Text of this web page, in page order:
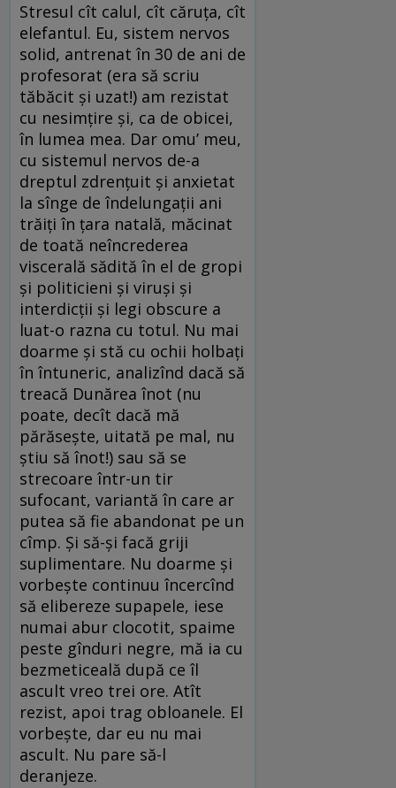
Stresul cît calul, cît căruța, cît
elefantul. Eu, sistem nervos
solid, antrenat în 30 de ani de
profesorat (era să scriu
tăbăcit și uzat!) am rezistat
cu nesimțire și, ca de obicei,
în lumea mea. Dar omu’ meu,
cu sistemul nervos de-a
dreptul zdrențuit și anxietat
la sînge de îndelungații ani
trăiți în țara natală, măcinat
de toată neîncrederea
viscerală sădită în el de gropi
și politicieni și viruși și
interdicții și legi obscure a
luat-o razna cu totul. Nu mai
doarme și stă cu ochii holbați
în întuneric, analizînd dacă să
treacă Dunărea înot (nu
poate, decît dacă mă
părăsește, uitată pe mal, nu
știu să înot!) sau să se
strecoare într-un tir
sufocant, variantă în care ar
putea să fie abandonat pe un
cîmp. Și să-și facă griji
suplimentare. Nu doarme și
vorbește continuu încercînd
să elibereze supapele, iese
numai abur clocotit, spaime
peste gînduri negre, mă ia cu
bezmeticeală după ce îl
ascult vreo trei ore. Atît
rezist, apoi trag obloanele. El
vorbește, dar eu nu mai
ascult. Nu pare să-l
deranjeze.